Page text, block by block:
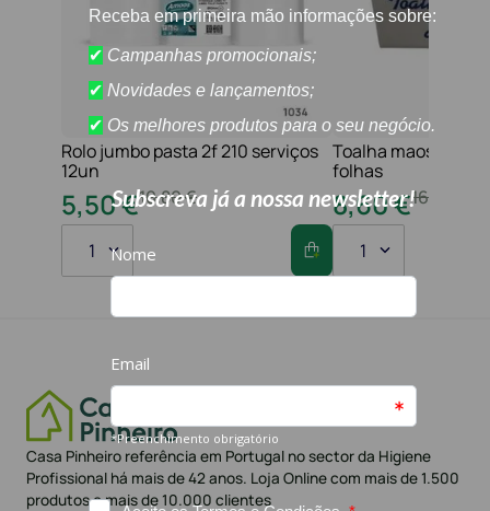
Rolo jumbo pasta 2f 210 serviços
12un
10,80€
5,50€
1
Toalha maos 2f
folhas
16
8,60€
1
Casa Pinheiro referência em Portugal no sector da Higiene
Profissional há mais de 42 anos. Loja Online com mais de 1.500
produtos e mais de 10.000 clientes